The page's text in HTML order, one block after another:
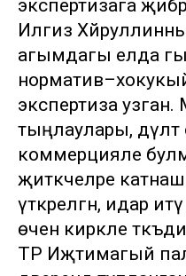
экспертизага
Илгиз
агымдагы елда
экспертиза узган.
тыңлаулары,
коммерцияле
җитәкчеләре
үткәрелгән, идарә
өчен кирәкле
ТР Иҗтимагый